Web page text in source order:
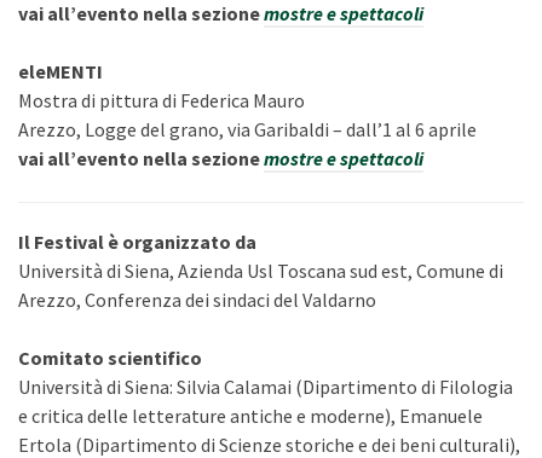
vai all’evento nella sezionemostre e spettacoli
eleMENTI
Mostra di pittura di Federica Mauro
Arezzo, Logge del grano, via Garibaldi – dall’1 al 6 aprile
vai all’evento nella sezionemostre e spettacoli
Il Festival è organizzato da
Università di Siena, Azienda Usl Toscana sud est, Comune di
Arezzo, Conferenza dei sindaci del Valdarno
Comitato scientifico
Università di Siena: Silvia Calamai (Dipartimento di Filologia
e critica delle letterature antiche e moderne), Emanuele
Ertola (Dipartimento di Scienze storiche e dei beni culturali),